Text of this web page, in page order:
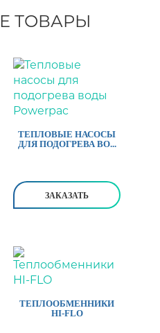
ТОВАРЫ
ТЕПЛОВЫЕ НАСОСЫ
ДЛЯ ПОДОГРЕВА ВО...
ЗАКАЗАТЬ
ТЕПЛООБМЕННИКИ
HI-FLO